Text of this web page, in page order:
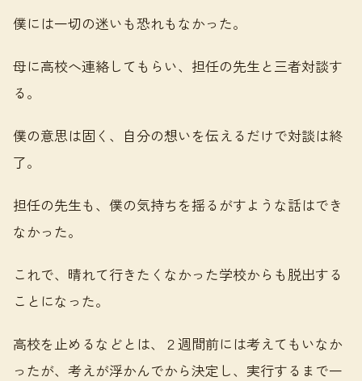
僕には一切の迷いも恐れもなかった。
母に高校へ連絡してもらい、担任の先生と三者対談す
る。
僕の意思は固く、自分の想いを伝えるだけで対談は終
了。
担任の先生も、僕の気持ちを揺るがすような話はでき
なかった。
これで、晴れて行きたくなかった学校からも脱出する
ことになった。
高校を止めるなどとは、２週間前には考えてもいなか
ったが、考えが浮かんでから決定し、実行するまで一